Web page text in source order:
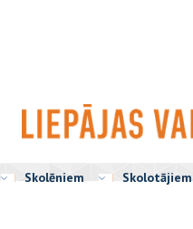
Skolēniem Skolotājiem